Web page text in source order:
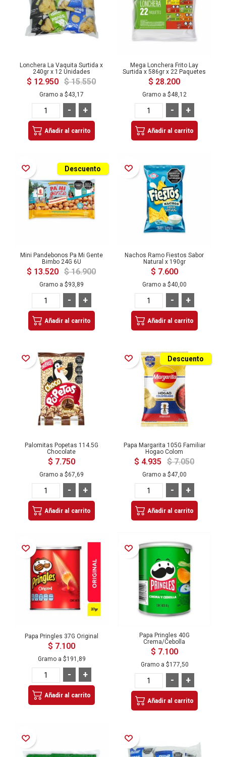
Lonchera La Vaquita Surtida x
240gr x 12 Unidades
$ 12.950 $ 15.550
Gramo a $43,17
+
-
Añadir al carrito
Mega Lonchera Frito Lay
Surtida x 586gr x 22 Paquetes
$ 28.200
Gramo a $48,12
+
-
Añadir al carrito
Añadir a la Lista de Deseos
Mini Pandebonos Pa Mi Gente
Bimbo 24G 6U
$ 13.520
Descuento
$ 16.900
Gramo a $93,89
+
-
Añadir al carrito
Añadir a la Lista de Deseos
Nachos Ramo Fiestos Sabor
Natural x 190gr
$ 7.600
Gramo a $40,00
+
-
Añadir al carrito
Añadir a la Lista de Deseos
Palomitas Popetas 114.5G
Chocolate
$ 7.750
Gramo a $67,69
+
-
Añadir al carrito
Añadir a la Lista de Deseos
Papa Margarita 105G Familiar
Hogao Colom
$ 4.935
Descuento
$ 7.050
Gramo a $47,00
+
-
Añadir al carrito
Añadir a la Lista de Deseos
Papa Pringles 37G Original
$ 7.100
Gramo a $191,89
+
-
Añadir al carrito
Añadir a la Lista de Deseos
Papa Pringles 40G
Crema/Cebolla
$ 7.100
Gramo a $177,50
+
-
Añadir al carrito
Añadir a la Lista de Deseos Añadir a la Lista de Deseos